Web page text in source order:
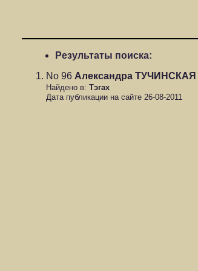
Результаты поиска:
No 96 Александра ТУЧИНСКАЯ
Найдено в: Тэгах
Дата публикации на сайте 26-08-2011